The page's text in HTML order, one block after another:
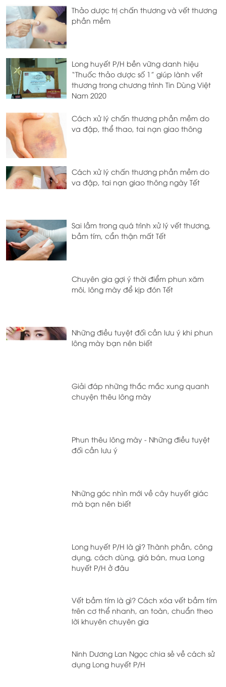
Thảo dược trị chấn thương và vết thương
phần mềm
Long huyết P/H bền vững danh hiệu
“Thuốc thảo dược số 1” giúp lành vết
thương trong chương trình Tin Dùng Việt
Nam 2020
Cách xử lý chấn thương phần mềm do
va đập, thể thao, tai nạn giao thông
Cách xử lý chấn thương phần mềm do
va đập, tai nạn giao thông ngày Tết
Sai lầm trong quá trình xử lý vết thương,
bầm tím, cẩn thận mất Tết
Chuyên gia gợi ý thời điểm phun xăm
môi, lông mày để kịp đón Tết
Những điều tuyệt đối cần lưu ý khi phun
lông mày bạn nên biết
Giải đáp những thắc mắc xung quanh
chuyện thêu lông mày
Phun thêu lông mày - Những điều tuyệt
đối cần lưu ý
Những góc nhìn mới về cây huyết giác
mà bạn nên biết
Long huyết P/H là gì? Thành phần, công
dụng, cách dùng, giá bán, mua Long
huyết P/H ở đâu
Vết bầm tím là gì? Cách xóa vết bầm tím
trên cơ thể nhanh, an toàn, chuẩn theo
lời khuyên chuyên gia
Ninh Dương Lan Ngọc chia sẻ về cách sử
dụng Long huyết P/H